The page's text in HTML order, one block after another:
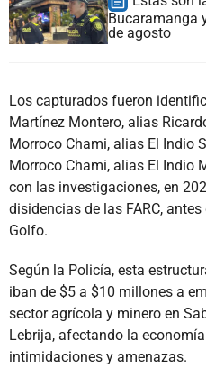
Bucaramanga
de agosto
Los capturados fueron
Martínez Montero, alias
Morroco Chami, alias El Indio
Morroco Chami, alias El Indio
con las investigaciones, en
disidencias de las FARC,
Golfo.
Según la Policía, esta
iban de $5 a $10 millones a
sector agrícola y minero en
Lebrija, afectando la
intimidaciones y amenazas.